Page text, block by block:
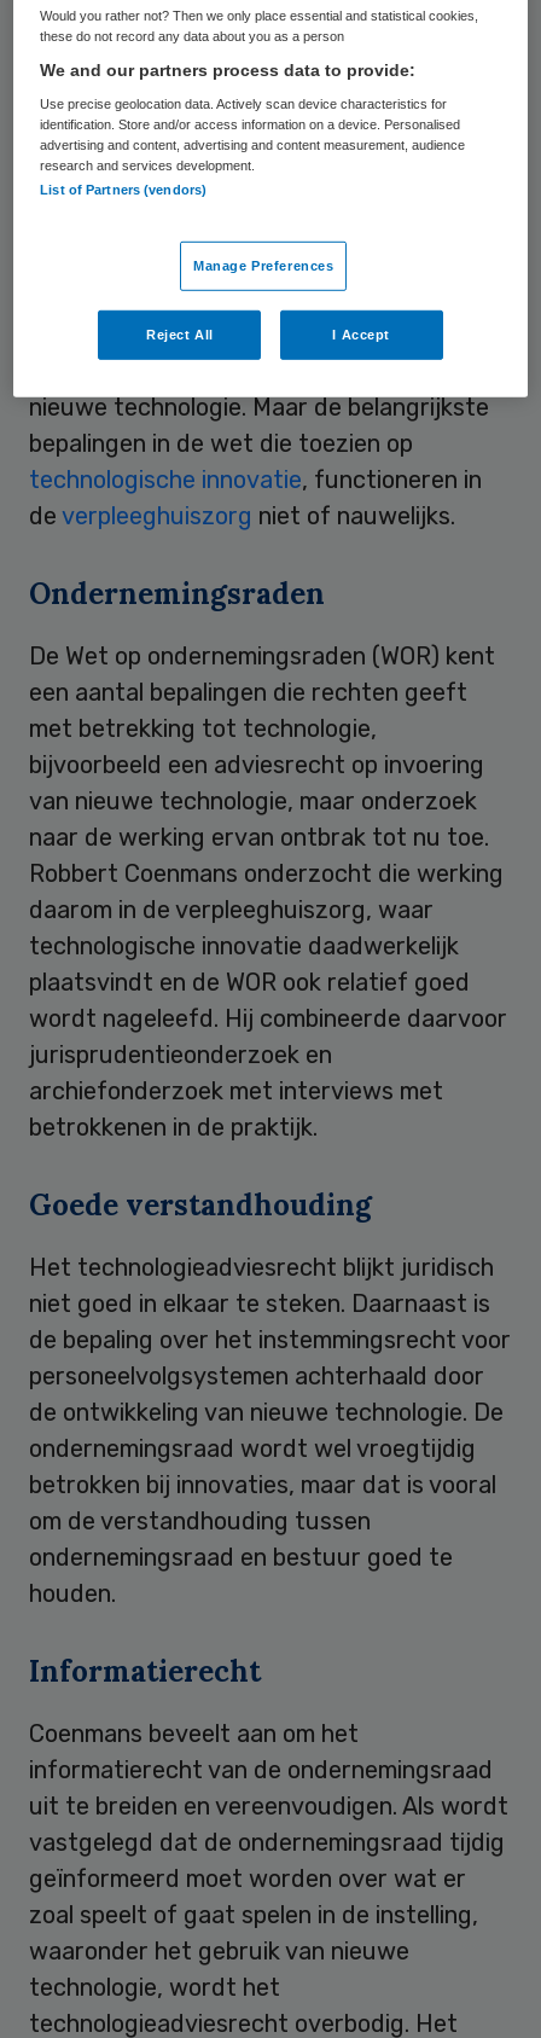
Dat blijkt uit het promotieonderzoek van
rechtswetenschapper Robbert Coenmans,
dat hij op 31 mei 2023 verdedigt aan
aanbevelingen voor het laten slagen van
technologische innovatie op de werkvloer.
In Nederland heeft de ondernemingsraad
nieuwe technologie. Maar de belangrijkste
bepalingen in de wet die toezien op
technologische innovatie, functioneren in
de verpleeghuiszorg niet of nauwelijks.
Ondernemingsraden
De Wet op ondernemingsraden (WOR) kent
een aantal bepalingen die rechten geeft
met betrekking tot technologie,
bijvoorbeeld een adviesrecht op invoering
van nieuwe technologie, maar onderzoek
naar de werking ervan ontbrak tot nu toe.
Robbert Coenmans onderzocht die werking
daarom in de verpleeghuiszorg, waar
technologische innovatie daadwerkelijk
plaatsvindt en de WOR ook relatief goed
wordt nageleefd. Hij combineerde daarvoor
jurisprudentieonderzoek en
archiefonderzoek met interviews met
betrokkenen in de praktijk.
Goede verstandhouding
Het technologieadviesrecht blijkt juridisch
niet goed in elkaar te steken. Daarnaast is
de bepaling over het instemmingsrecht voor
personeelvolgsystemen achterhaald door
de ontwikkeling van nieuwe technologie. De
ondernemingsraad wordt wel vroegtijdig
betrokken bij innovaties, maar dat is vooral
om de verstandhouding tussen
ondernemingsraad en bestuur goed te
houden.
Informatierecht
Coenmans beveelt aan om het
informatierecht van de ondernemingsraad
uit te breiden en vereenvoudigen. Als wordt
vastgelegd dat de ondernemingsraad tijdig
geïnformeerd moet worden over wat er
zoal speelt of gaat spelen in de instelling,
waaronder het gebruik van nieuwe
technologie, wordt het
technologieadviesrecht overbodig. Het
Would you rather not? Then we only place essential and statistical cookies,
these do not record any data about you as a person
We and our partners process data to provide:
Use precise geolocation data. Actively scan device characteristics for
identification. Store and/or access information on a device. Personalised
advertising and content, advertising and content measurement, audience
research and services development.
List of Partners (vendors)
Manage Preferences
Reject All I Accept